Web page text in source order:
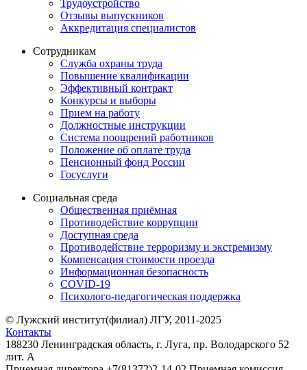
Трудоустройство
Отзывы выпускников
Аккредитация специалистов
Сотрудникам
Служба охраны труда
Повышение квалификации
Эффективный контракт
Конкурсы и выборы
Прием на работу
Должностные инструкции
Система поощрений работников
Положение об оплате труда
Пенсионный фонд России
Госуслуги
Социальная среда
Общественная приёмная
Противодействие коррупции
Доступная среда
Противодействие терроризму и экстремизму
Компенсация стоимости проезда
Информационная безопасность
COVID-19
Психолого-педагогическая поддержка
© Лужский институт(филиал) ЛГУ, 2011-2025
Контакты
188230 Ленинградская область, г. Луга, пр. Володарского 52
лит. А